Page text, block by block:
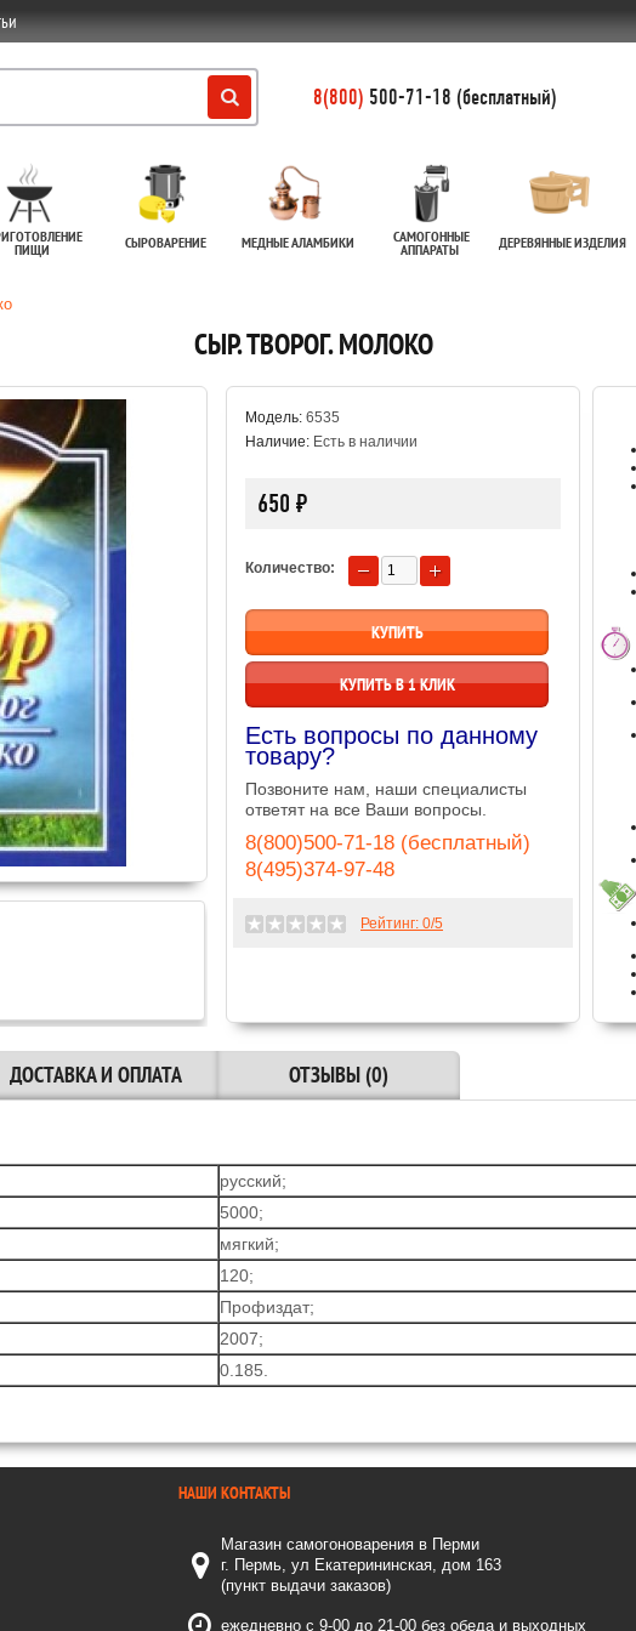
8(800) 500-71-18 (бесплатный)
ПИЩИ СЫРОВАРЕНИЕ МЕДНЫЕ АЛАМБИКИ САМОГОННЫЕ
АППАРАТЫ ДЕРЕВЯННЫЕ ИЗДЕЛИЯ
СЫР. ТВОРОГ. МОЛОКО
Модель: 6535
Наличие: Есть в наличии
650 ₽
Количество:
КУПИТЬ В 1 КЛИК
Есть вопросы по данному
товару?
Позвоните нам, наши специалисты
ответят на все Ваши вопросы.
8(800)500-71-18 (бесплатный)
8(495)374-97-48
Рейтинг: 0/5
ДОСТАВКА И ОПЛАТА ОТЗЫВЫ (0)
русский;
5000;
мягкий;
120;
Профиздат;
2007;
0.185.
НАШИ КОНТАКТЫ
Магазин самогоноварения в Перми
г. Пермь, ул Екатерининская, дом 163
(пункт выдачи заказов)
ежедневно с 9-00 до 21-00 без обеда и выходных